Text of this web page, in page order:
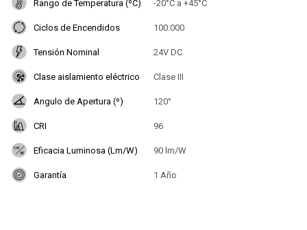
Rango de Temperatura (ºC) -20°C a +45°C
Ciclos de Encendidos 100.000
Tensión Nominal 24V DC
Clase aislamiento eléctrico Clase III
Angulo de Apertura (º) 120°
CRI 96
Eficacia Luminosa (Lm/W) 90 lm/W
Garantía 1 Año